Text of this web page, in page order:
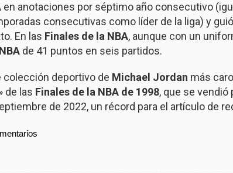
en anotaciones por séptimo año consecutivo
consecutivas como líder de la liga) y
En las Finales de la NBA, aunque con un
NBA de 41 puntos en seis partidos.
colección deportivo de Michael Jordan más
de las Finales de la NBA de 1998, que se vendió
de 2022, un récord para el artículo de